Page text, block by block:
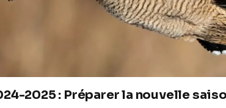
2025 : Préparer la nouvelle